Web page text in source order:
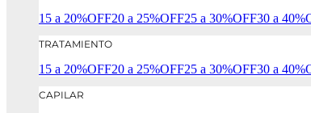
15 a 20%OFF20 a 25%OFF25 a 30%OFF30 a
TRATAMIENTO
15 a 20%OFF20 a 25%OFF25 a 30%OFF30 a
CAPILAR